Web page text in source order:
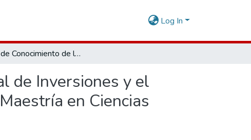
Log In
Nivel de Conocimiento de la Programación Multianual de Inversiones y el Fortalecimiento de los Activos, en Estudiantes de la Maestría en Ciencias Militares, 2025
de Inversiones y el
en Ciencias